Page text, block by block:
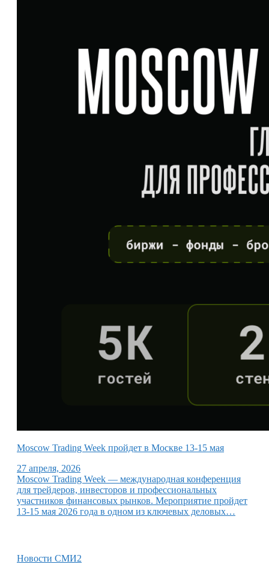
Moscow Trading Week пройдет в Москве 13-15 мая
27 апреля, 2026
Moscow Trading Week — международная конференция
для трейдеров, инвесторов и профессиональных
участников финансовых рынков. Мероприятие пройдет
13-15 мая 2026 года в одном из ключевых деловых…
Новости СМИ2